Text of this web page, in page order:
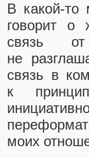
В
говорит о
связь
не
связь в
к
моих